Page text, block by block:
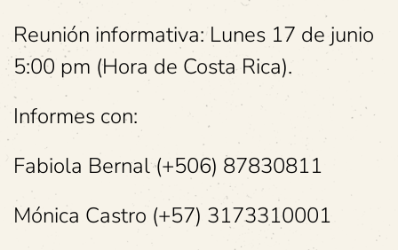
Reunión informativa: Lunes 17 de junio
5:00 pm (Hora de Costa Rica).
Informes con:
Fabiola Bernal (+506) 87830811
Mónica Castro (+57) 3173310001